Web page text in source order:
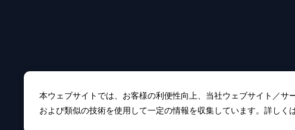
本ウェブサイトでは、お客様の利便性向上、当社ウェブサイト／
および類似の技術を使用して一定の情報を収集しています。詳しく